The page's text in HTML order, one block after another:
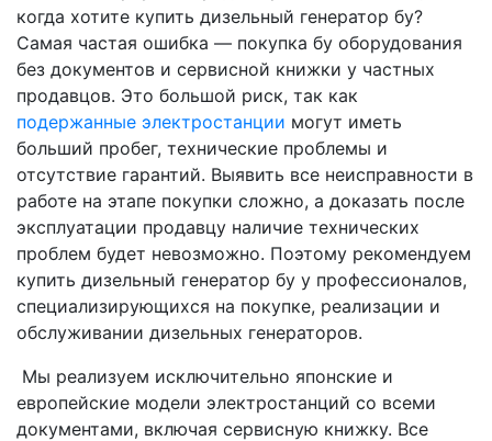
когда хотите купить дизельный генератор бу?
Самая частая ошибка — покупка бу оборудования
без документов и сервисной книжки у частных
продавцов. Это большой риск, так как
подержанные электростанции могут иметь
больший пробег, технические проблемы и
отсутствие гарантий. Выявить все неисправности в
работе на этапе покупки сложно, а доказать после
эксплуатации продавцу наличие технических
проблем будет невозможно. Поэтому рекомендуем
купить дизельный генератор бу у профессионалов,
специализирующихся на покупке, реализации и
обслуживании дизельных генераторов.
Мы реализуем исключительно японские и
европейские модели электростанций со всеми
документами, включая сервисную книжку. Все